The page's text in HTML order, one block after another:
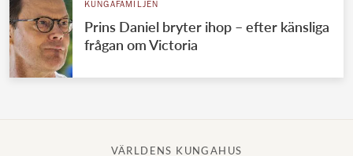
KUNGAFAMILJEN
Prins Daniel bryter ihop – efter känsliga
frågan om Victoria
VÄRLDENS KUNGAHUS